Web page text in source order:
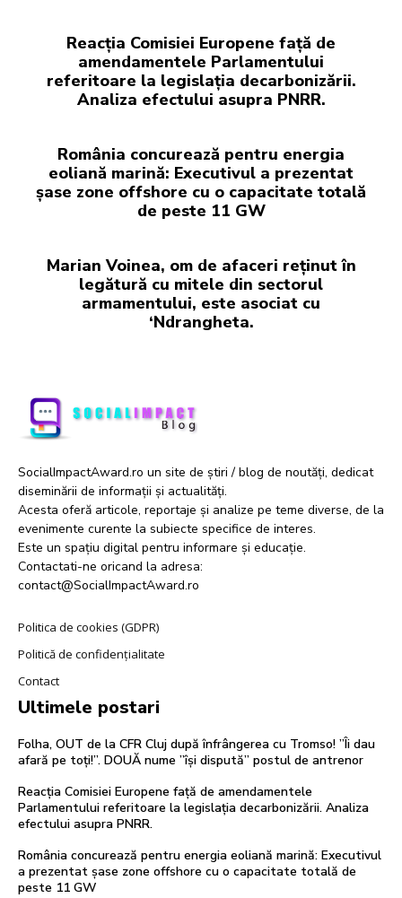
Reacția Comisiei Europene față de
amendamentele Parlamentului
referitoare la legislația decarbonizării.
Analiza efectului asupra PNRR.
România concurează pentru energia
eoliană marină: Executivul a prezentat
șase zone offshore cu o capacitate totală
de peste 11 GW
Marian Voinea, om de afaceri reținut în
legătură cu mitele din sectorul
armamentului, este asociat cu
‘Ndrangheta.
SocialImpactAward.ro un site de știri / blog de noutăți, dedicat
diseminării de informații și actualități.
Acesta oferă articole, reportaje și analize pe teme diverse, de la
evenimente curente la subiecte specifice de interes.
Este un spațiu digital pentru informare și educație.
Contactati-ne oricand la adresa:
contact@SocialImpactAward.ro
Politica de cookies (GDPR)
Politică de confidențialitate
Contact
Ultimele postari
Folha, OUT de la CFR Cluj după înfrângerea cu Tromso! ”Îi dau
afară pe toți!”. DOUĂ nume ”își dispută” postul de antrenor
Reacția Comisiei Europene față de amendamentele
Parlamentului referitoare la legislația decarbonizării. Analiza
efectului asupra PNRR.
România concurează pentru energia eoliană marină: Executivul
a prezentat șase zone offshore cu o capacitate totală de
peste 11 GW